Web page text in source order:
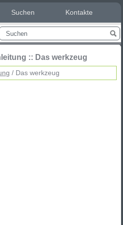
Suchen Kontakte
:: Das werkzeug
/ Das werkzeug